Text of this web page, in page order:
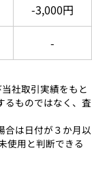
-3,000円
-
社取引実績をもと
るものではなく、査
合は日付が３か月以
使用と判断できる